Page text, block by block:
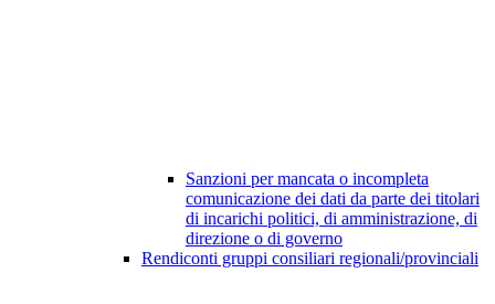
Sanzioni per mancata o incompleta
comunicazione dei dati da parte dei titolari
di incarichi politici, di amministrazione, di
direzione o di governo
Rendiconti gruppi consiliari regionali/provinciali